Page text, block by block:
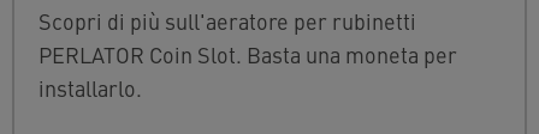
Scopri di più sull'aeratore per rubinetti
PERLATOR Coin Slot. Basta una moneta per
installarlo.